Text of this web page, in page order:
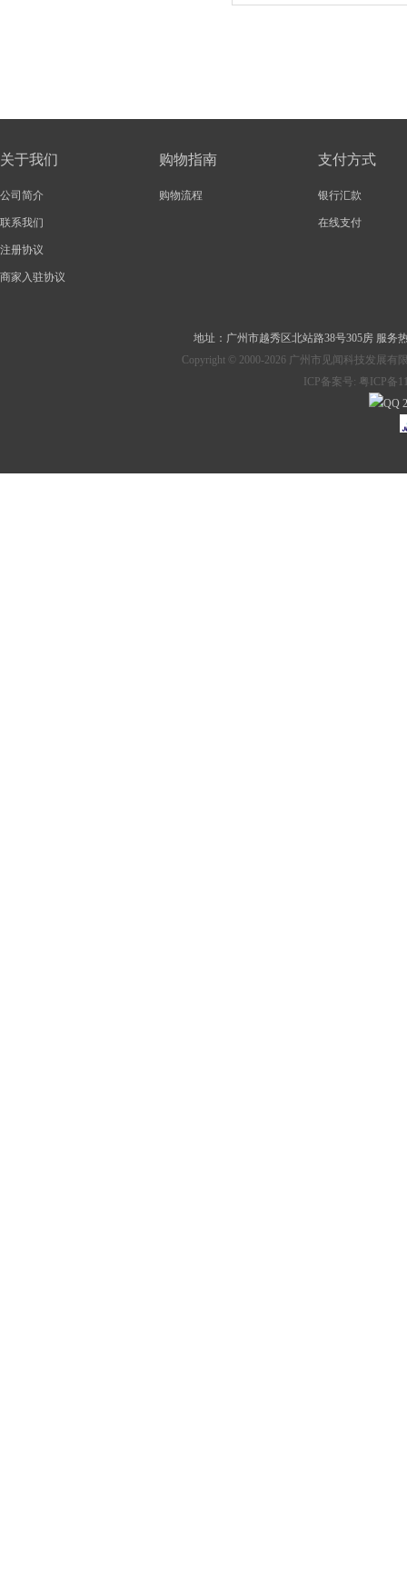
锅迷你泡面锅电蒸锅 HG15-
关于我们
公司简介
联系我们
注册协议
商家入驻协议
购物指南
购物流程
支付方式
银行汇款
在线支付
地址： 广州市越秀区北站路38号305房 服务
Copyright © 2000-2026 广州市见闻科技发展
ICP备案号: 粤ICP备